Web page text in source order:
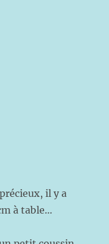
il y a
à table…